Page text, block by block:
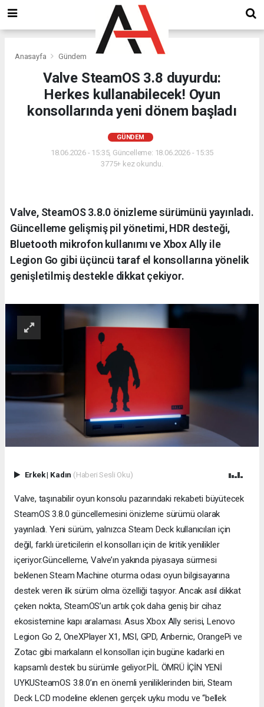
Anasayfa Gündem
Valve SteamOS 3.8 duyurdu:
Herkes kullanabilecek! Oyun
konsollarında yeni dönem başladı
GÜNDEM
18.06.2026 - 15:35, Güncelleme: 18.06.2026 - 15:35
3775+ kez okundu.
Valve, SteamOS 3.8.0 önizleme sürümünü yayınladı.
Güncelleme gelişmiş pil yönetimi, HDR desteği,
Bluetooth mikrofon kullanımı ve Xbox Ally ile
Legion Go gibi üçüncü taraf el konsollarına yönelik
genişletilmiş destekle dikkat çekiyor.
Erkek| Kadın (Haberi Sesli Oku)
Valve, taşınabilir oyun konsolu pazarındaki rekabeti büyütecek
SteamOS 3.8.0 güncellemesini önizleme sürümü olarak
yayınladı. Yeni sürüm, yalnızca Steam Deck kullanıcıları için
değil, farklı üreticilerin el konsolları için de kritik yenilikler
içeriyor.Güncelleme, Valve’ın yakında piyasaya sürmesi
beklenen Steam Machine oturma odası oyun bilgisayarına
destek veren ilk sürüm olma özelliği taşıyor. Ancak asıl dikkat
çeken nokta, SteamOS’un artık çok daha geniş bir cihaz
ekosistemine kapı aralaması. Asus Xbox Ally serisi, Lenovo
Legion Go 2, OneXPlayer X1, MSI, GPD, Anbernic, OrangePi ve
Zotac gibi markaların el konsolları için bugüne kadarki en
kapsamlı destek bu sürümle geliyor.PİL ÖMRÜ İÇİN YENİ
UYKUSteamOS 3.8.0’ın en önemli yeniliklerinden biri, Steam
Deck LCD modeline eklenen gerçek uyku modu ve “bellek